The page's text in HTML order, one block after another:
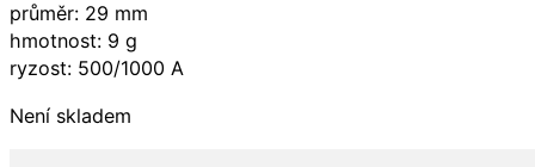
průměr: 29 mm
hmotnost: 9 g
ryzost: 500/1000 A
Není skladem